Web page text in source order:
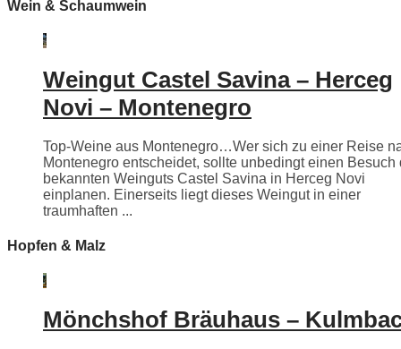
Wein & Schaumwein
Weingut Castel Savina – Herceg
Novi – Montenegro
Top-Weine aus Montenegro…Wer sich zu einer Reise
Montenegro entscheidet, sollte unbedingt einen Besuch
bekannten Weinguts Castel Savina in Herceg Novi
einplanen. Einerseits liegt dieses Weingut in einer
traumhaften ...
Hopfen & Malz
Mönchshof Bräuhaus –